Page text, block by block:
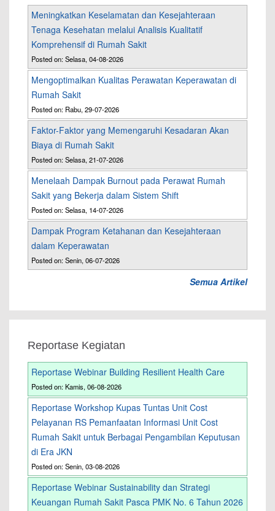
Meningkatkan Keselamatan dan Kesejahteraan
Tenaga Kesehatan melalui Analisis Kualitatif
Komprehensif di Rumah Sakit
Posted on: Selasa, 04-08-2026
Mengoptimalkan Kualitas Perawatan Keperawatan di
Rumah Sakit
Posted on: Rabu, 29-07-2026
Faktor-Faktor yang Memengaruhi Kesadaran Akan
Biaya di Rumah Sakit
Posted on: Selasa, 21-07-2026
Menelaah Dampak Burnout pada Perawat Rumah
Sakit yang Bekerja dalam Sistem Shift
Posted on: Selasa, 14-07-2026
Dampak Program Ketahanan dan Kesejahteraan
dalam Keperawatan
Posted on: Senin, 06-07-2026
Semua Artikel
Reportase Kegiatan
Reportase Webinar Building Resilient Health Care
Posted on: Kamis, 06-08-2026
Reportase Workshop Kupas Tuntas Unit Cost
Pelayanan RS Pemanfaatan Informasi Unit Cost
Rumah Sakit untuk Berbagai Pengambilan Keputusan
di Era JKN
Posted on: Senin, 03-08-2026
Reportase Webinar Sustainability dan Strategi
Keuangan Rumah Sakit Pasca PMK No. 6 Tahun 2026